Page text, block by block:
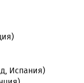
Испания)